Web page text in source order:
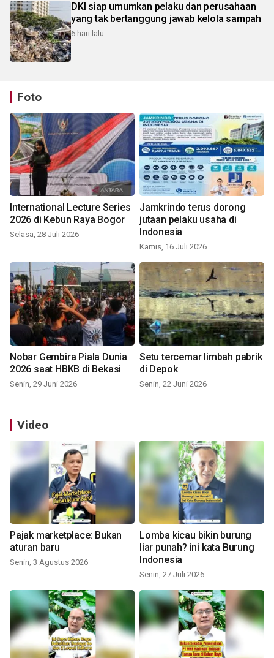
DKI siap umumkan pelaku dan perusahaan
yang tak bertanggung jawab kelola sampah
6 hari lalu
Foto
International Lecture Series
2026 di Kebun Raya Bogor
Selasa, 28 Juli 2026
Jamkrindo terus dorong
jutaan pelaku usaha di
Indonesia
Kamis, 16 Juli 2026
Nobar Gembira Piala Dunia
2026 saat HBKB di Bekasi
Senin, 29 Juni 2026
Setu tercemar limbah pabrik
di Depok
Senin, 22 Juni 2026
Video
Pajak marketplace: Bukan
aturan baru
Senin, 3 Agustus 2026
Lomba kicau bikin burung
liar punah? ini kata Burung
Indonesia
Senin, 27 Juli 2026